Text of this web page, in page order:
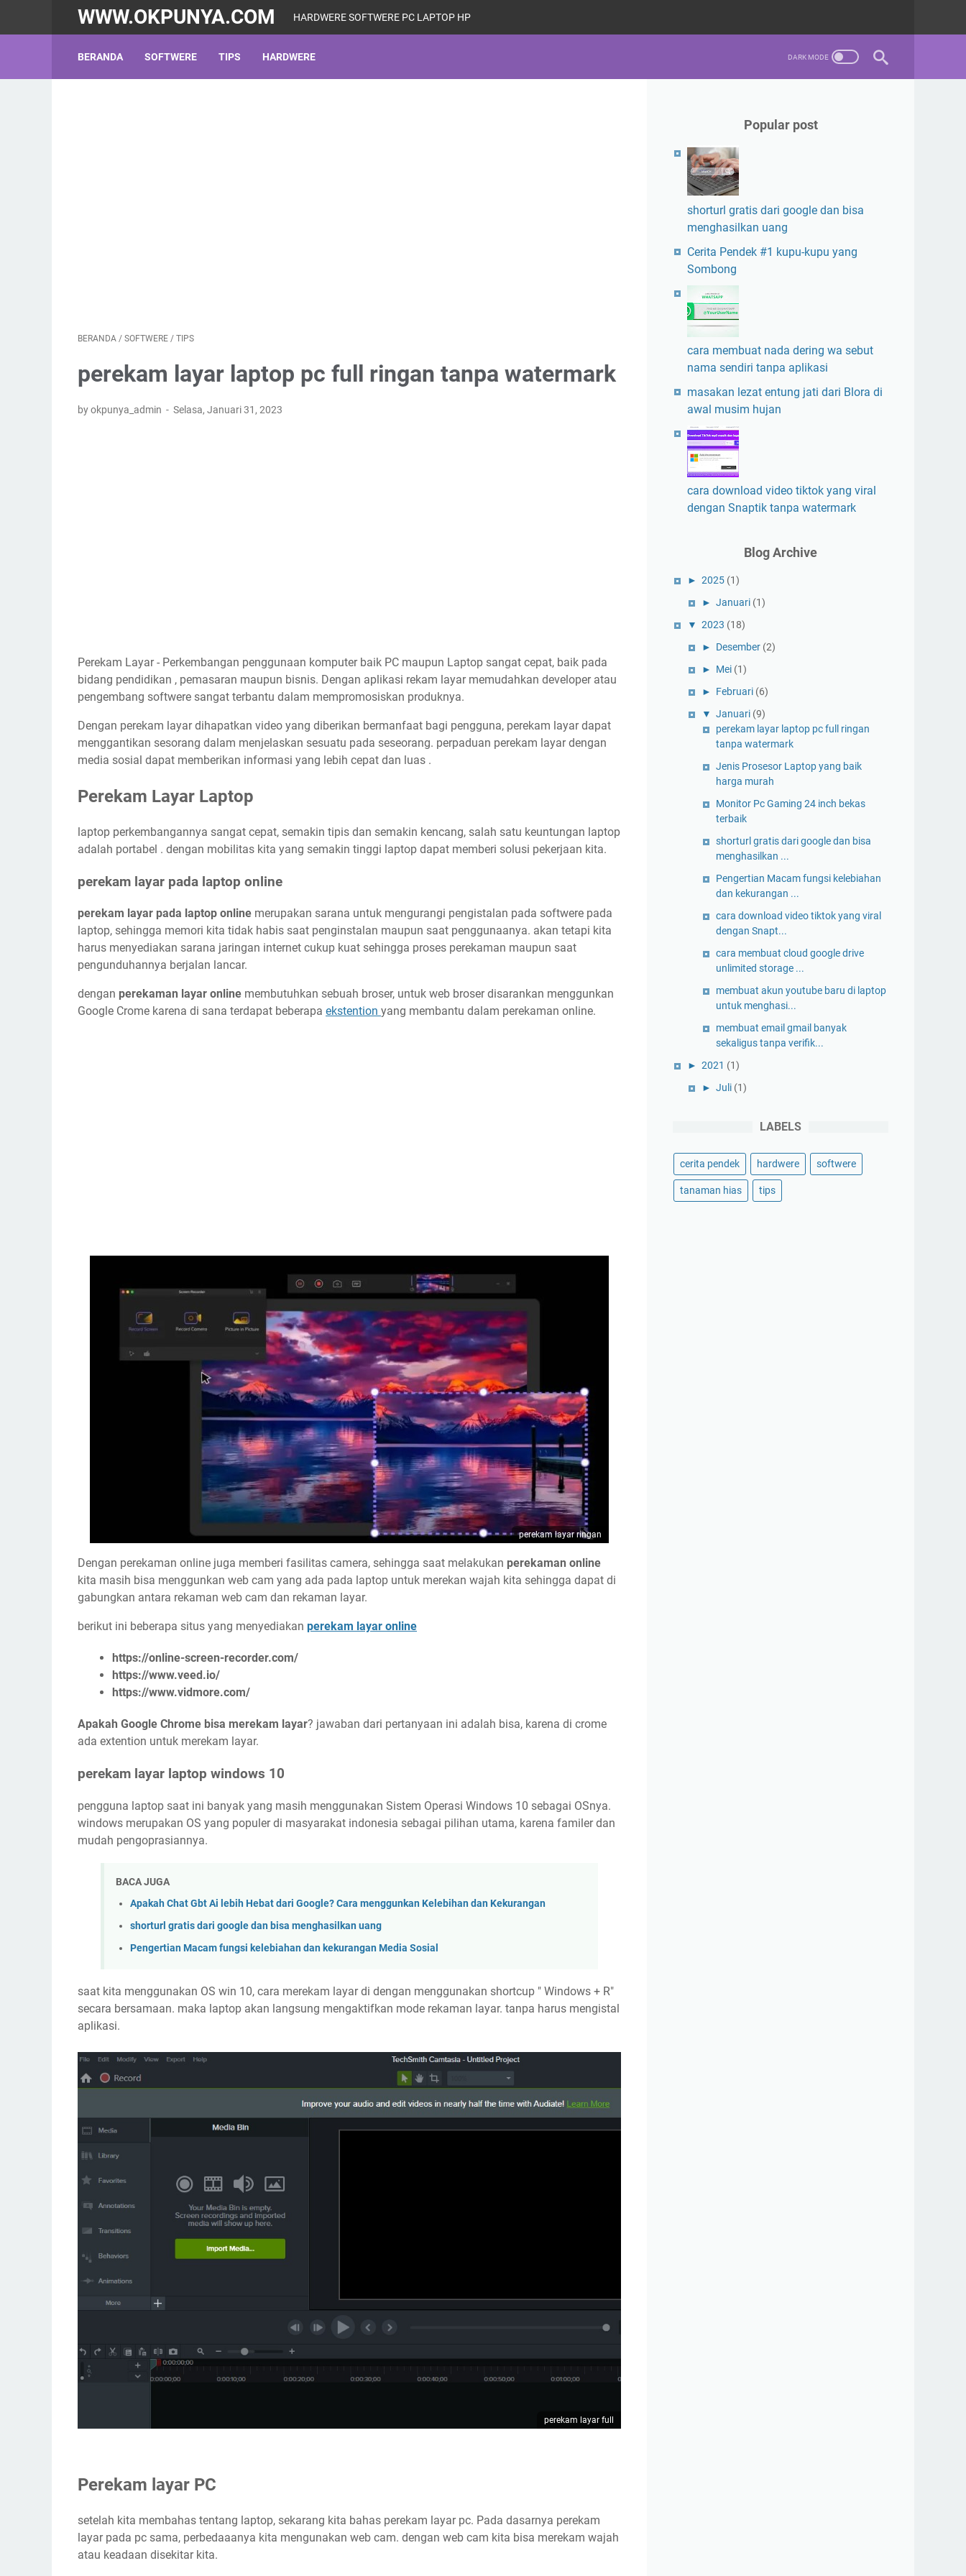
WWW.OKPUNYA.COM HARDWERE SOFTWERE PC LAPTOP HP
BERANDA SOFTWERE TIPS HARDWERE
BERANDA / SOFTWERE / TIPS
perekam layar laptop pc full ringan tanpa watermark
by okpunya_admin Selasa, Januari 31, 2023
Perekam Layar - Perkembangan penggunaan komputer baik PC maupun Laptop sangat cepat, baik pada
bidang pendidikan , pemasaran maupun bisnis. Dengan aplikasi rekam layar memudahkan developer atau
pengembang softwere sangat terbantu dalam mempromosiskan produknya.
Dengan perekam layar dihapatkan video yang diberikan bermanfaat bagi pengguna, perekam layar dapat
menggantikan sesorang dalam menjelaskan sesuatu pada seseorang. perpaduan perekam layar dengan
media sosial dapat memberikan informasi yang lebih cepat dan luas .
Perekam Layar Laptop
laptop perkembangannya sangat cepat, semakin tipis dan semakin kencang, salah satu keuntungan laptop
adalah portabel . dengan mobilitas kita yang semakin tinggi laptop dapat memberi solusi pekerjaan kita.
perekam layar pada laptop online
perekam layar pada laptop online merupakan sarana untuk mengurangi pengistalan pada softwere pada
laptop, sehingga memori kita tidak habis saat penginstalan maupun saat penggunaanya. akan tetapi kita
harus menyediakan sarana jaringan internet cukup kuat sehingga proses perekaman maupun saat
pengunduhannya berjalan lancar.
dengan perekaman layar online membutuhkan sebuah broser, untuk web broser disarankan menggunkan
Google Crome karena di sana terdapat beberapa ekstention yang membantu dalam perekaman online.
perekam layar ringan
Dengan perekaman online juga memberi fasilitas camera, sehingga saat melakukan perekaman online
kita masih bisa menggunkan web cam yang ada pada laptop untuk merekan wajah kita sehingga dapat di
gabungkan antara rekaman web cam dan rekaman layar.
berikut ini beberapa situs yang menyediakan perekam layar online
https://online-screen-recorder.com/
https://www.veed.io/
https://www.vidmore.com/
Apakah Google Chrome bisa merekam layar? jawaban dari pertanyaan ini adalah bisa, karena di crome
ada extention untuk merekam layar.
perekam layar laptop windows 10
pengguna laptop saat ini banyak yang masih menggunakan Sistem Operasi Windows 10 sebagai OSnya.
windows merupakan OS yang populer di masyarakat indonesia sebagai pilihan utama, karena familer dan
mudah pengoprasiannya.
BACA JUGA
Apakah Chat Gbt Ai lebih Hebat dari Google? Cara menggunkan Kelebihan dan Kekurangan
shorturl gratis dari google dan bisa menghasilkan uang
Pengertian Macam fungsi kelebiahan dan kekurangan Media Sosial
saat kita menggunakan OS win 10, cara merekam layar di dengan menggunakan shortcup " Windows + R"
secara bersamaan. maka laptop akan langsung mengaktifkan mode rekaman layar. tanpa harus mengistal
aplikasi.
perekam layar full
Perekam layar PC
setelah kita membahas tentang laptop, sekarang kita bahas perekam layar pc. Pada dasarnya perekam
layar pada pc sama, perbedaaanya kita mengunakan web cam. dengan web cam kita bisa merekam wajah
atau keadaan disekitar kita.
Popular post
shorturl gratis dari google dan bisa
menghasilkan uang
Cerita Pendek #1 kupu-kupu yang
Sombong
cara membuat nada dering wa sebut
nama sendiri tanpa aplikasi
masakan lezat entung jati dari Blora di
awal musim hujan
cara download video tiktok yang viral
dengan Snaptik tanpa watermark
Blog Archive
► 2025 (1)
► Januari (1)
▼ 2023 (18)
► Desember (2)
► Mei (1)
► Februari (6)
▼ Januari (9)
perekam layar laptop pc full ringan
tanpa watermark
Jenis Prosesor Laptop yang baik
harga murah
Monitor Pc Gaming 24 inch bekas
terbaik
shorturl gratis dari google dan bisa
menghasilkan ...
Pengertian Macam fungsi kelebiahan
dan kekurangan ...
cara download video tiktok yang viral
dengan Snapt...
cara membuat cloud google drive
unlimited storage ...
membuat akun youtube baru di laptop
untuk menghasi...
membuat email gmail banyak
sekaligus tanpa verifik...
► 2021 (1)
► Juli (1)
LABELS
cerita pendek hardwere softwere
tanaman hias tips